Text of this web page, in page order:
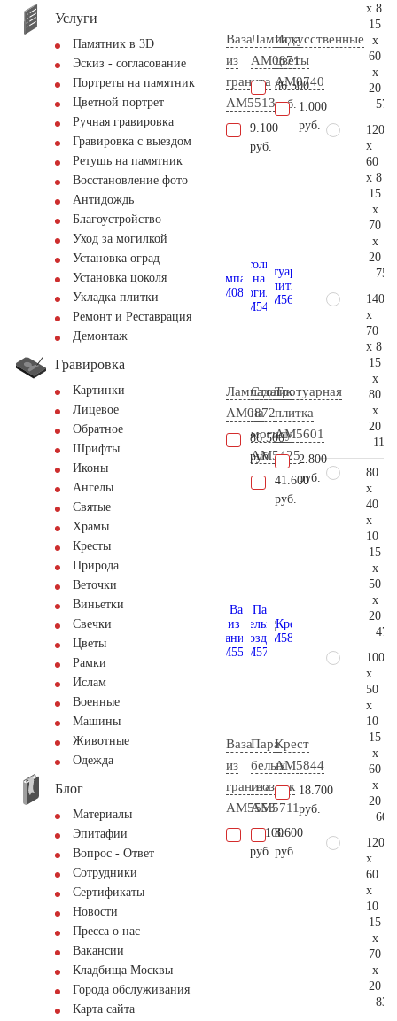
Услуги
Памятник в 3D
Эскиз - согласование
Портреты на памятник
Цветной портрет
Ручная гравировка
Гравировка с выездом
Ретушь на памятник
Восстановление фото
Антидождь
Благоустройство
Уход за могилкой
Установка оград
Установка цоколя
Укладка плитки
Ремонт и Реставрация
Демонтаж
Гравировка
Картинки
Лицевое
Обратное
Шрифты
Иконы
Ангелы
Святые
Храмы
Кресты
Природа
Веточки
Виньетки
Свечки
Цветы
Рамки
Ислам
Военные
Машины
Животные
Одежда
Блог
Материалы
Эпитафии
Вопрос - Ответ
Сотрудники
Сертификаты
Новости
Пресса о нас
Вакансии
Кладбища Москвы
Города обслуживания
Карта сайта
Ваза
из
гранита
AM5513
9.100
руб.
Лампада
AM0871
86.500
руб.
Искусственные
цветы
AM0740
1.000
руб.
Лампада
AM0872
86.500
руб.
Столик
на
могилу
AM5425
41.600
руб.
Тротуарная
плитка
AM5601
2.800
руб.
Ваза
из
гранита
AM5553
11.100
руб.
Пара
белых
гвоздик
AM5711
8.600
руб.
Крест
AM5844
18.700
руб.
x 8
15
x
60
x
20
120
x
60
x 8
15
x
70
x
20
140
x
70
x 8
15
x
80
x
20
80
x
40
x
10
15
x
50
x
20
100
x
50
x
10
15
x
60
x
20
120
x
60
x
10
15
x
70
x
20